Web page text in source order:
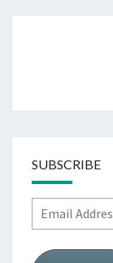
SUBSCRIBE
Email
Address